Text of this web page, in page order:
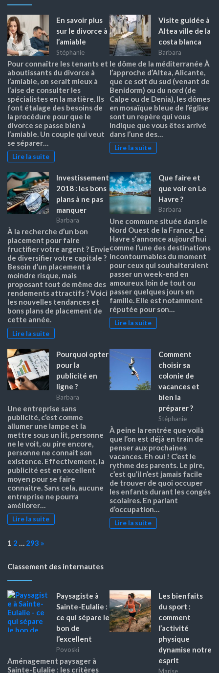
En savoir plus
sur le divorce à
l’amiable
Stéphanie
Pour connaître les tenants et
aboutissants du divorce à
l’amiable, on serait mieux à
l’aise de consulter les
spécialistes en la matière. Ils
font étalage des besoins de
la procédure pour que le
divorce se passe bien à
l’amiable. Un couple qui veut
se séparer…
Lire la suite
Visite guidée à
Altea ville de la
costa blanca
Barbara
le dôme de la méditerranée À
l’approche d’Altea, Alicante,
que ce soit du sud (venant de
Benidorm) ou du nord (de
Calpe ou de Denia), les dômes
en mosaïque bleue de l’église
sont un repère qui vous
indique que vous êtes arrivé
dans l’une des…
Lire la suite
Investissement
2018 : les bons
plans à ne pas
manquer
Barbara
À la recherche d’un bon
placement pour faire
fructifier votre argent ? Envie
de diversifier votre capitale ?
Besoin d’un placement à
moindre risque, mais
proposant tout de même des
rendements attractifs ? Voici
les nouvelles tendances et
bons plans de placement de
cette année.
Lire la suite
Que faire et
que voir en Le
Havre ?
Barbara
Une commune située dans le
Nord Ouest de la France, Le
Havre s’annonce aujourd’hui
comme l’une des destinations
incontournables du moment
pour ceux qui souhaiteraient
passer un week-end en
amoureux loin de tout ou
passer quelques jours en
famille. Elle est notamment
réputée pour son…
Lire la suite
Pourquoi opter
pour la
publicité en
ligne ?
Barbara
Une entreprise sans
publicité, c’est comme
allumer une lampe et la
mettre sous un lit, personne
ne le voit, ou pire encore,
personne ne connait son
existence. Effectivement, la
publicité est en excellent
moyen pour se faire
connaitre. Sans cela, aucune
entreprise ne pourra
améliorer…
Lire la suite
Comment
choisir sa
colonie de
vacances et
bien la
préparer ?
Stéphanie
À peine la rentrée que voilà
que l’on est déjà en train de
penser aux prochaines
vacances. Eh oui ! C’est le
rythme des parents. Le pire,
c’est qu’il n’est jamais facile
de trouver de quoi occuper
les enfants durant les congés
scolaires. En parlant
d’occupation…
Lire la suite
Page:
1 2 … 293 Next
»
Classement des internautes
Paysagiste à
Sainte-Eulalie :
ce qui sépare le
bon de
l’excellent
Povoski
Aménagement paysager à
Sainte-Eulalie : les critères
Les bienfaits
du sport :
comment
l’activité
physique
dynamise notre
esprit
Marise